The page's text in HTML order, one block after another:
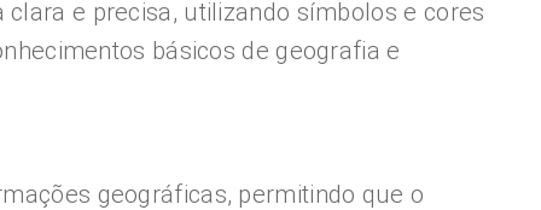
e precisa, utilizando símbolos e cores
básicos de geografia e
geográficas, permitindo que o